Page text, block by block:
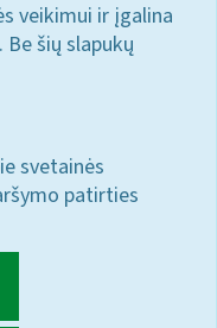
veikimui ir įgalina
šių slapukų
svetainės
patirties